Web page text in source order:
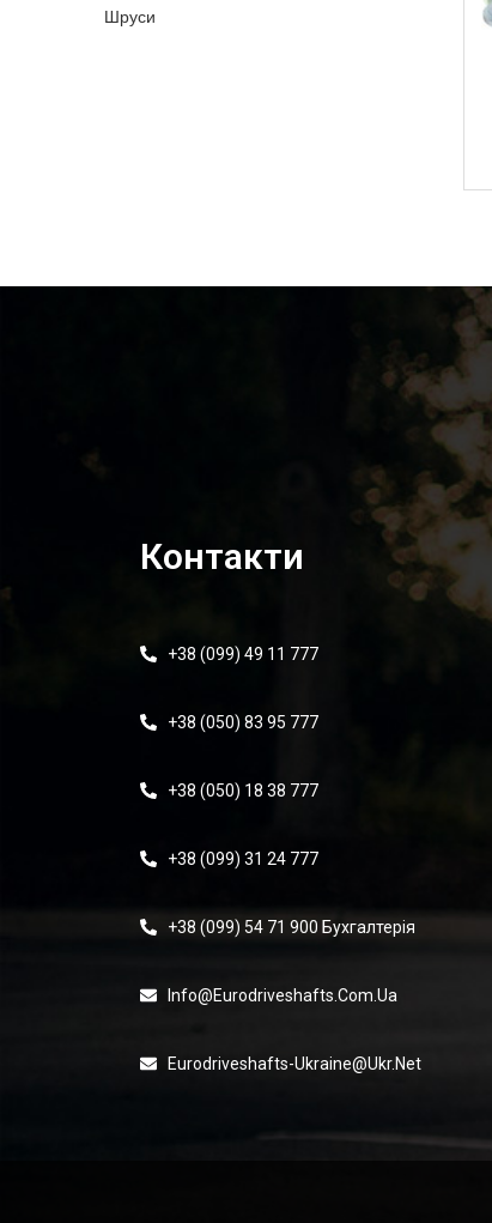
Шруси
Контакти
+38 (099) 49 11 777
+38 (050) 83 95 777
+38 (050) 18 38 777
+38 (099) 31 24 777
+38 (099) 54 71 900 Бухгалтерія
Info@eurodriveshafts.com.ua
Eurodriveshafts-Ukraine@ukr.net